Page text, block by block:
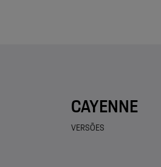
CAYENNE
VERSÕES